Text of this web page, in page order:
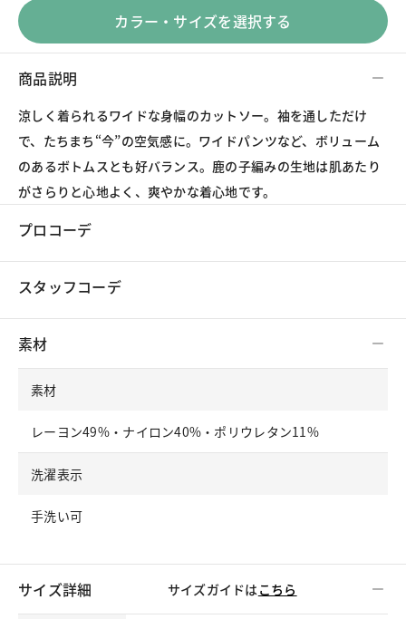
カラー・サイズを選択する
商品説明
涼しく着られるワイドな身幅のカットソー。袖を通しただけ
で、たちまち“今”の空気感に。ワイドパンツなど、ボリューム
のあるボトムスとも好バランス。鹿の子編みの生地は肌あたり
がさらりと心地よく、爽やかな着心地です。
プロコーデ
スタッフコーデ
素材
素材
レーヨン49%・ナイロン40%・ポリウレタン11%
洗濯表示
手洗い可
サイズ詳細 サイズガイドは こちら